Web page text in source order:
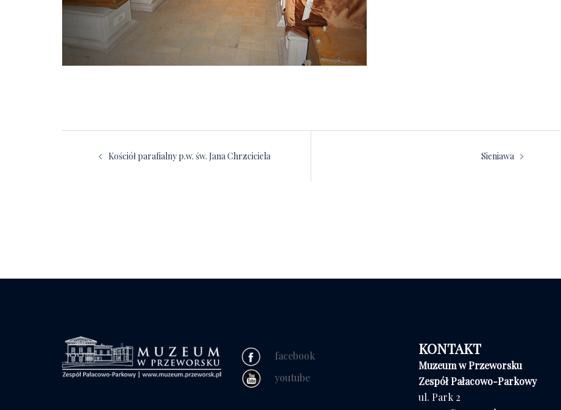
Zobacz
Kościół parafialny p.w. św. Jana Chrzciciela
Sieniawa
facebook
youtube
KONTAKT
Muzeum w Przeworsku
Zespół Pałacowo-Parkowy
ul. Park 2